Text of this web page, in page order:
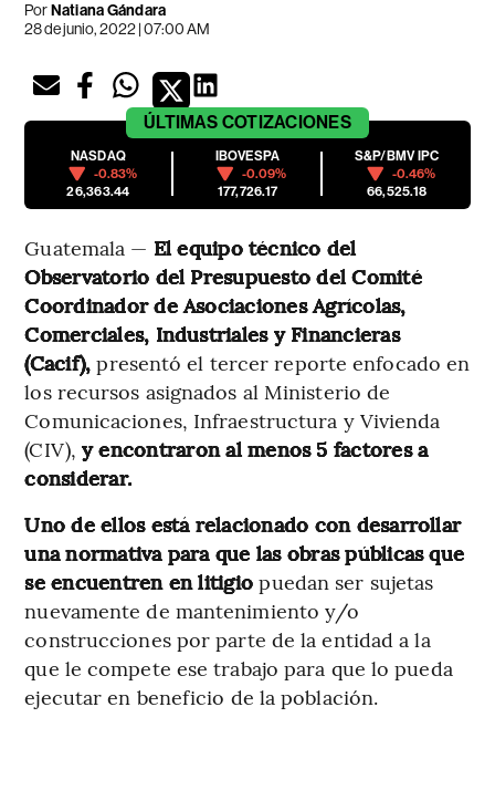
PorNatiana Gándara
28 de junio, 2022 | 07:00 AM
ÚLTIMAS COTIZACIONES
NASDAQ
-0.83%
26,363.44
IBOVESPA
-0.09%
177,726.17
S&P/BMV IPC
-0.46%
66,525.18
Guatemala — El equipo técnico del
Observatorio del Presupuesto del Comité
Coordinador de Asociaciones Agrícolas,
Comerciales, Industriales y Financieras
(Cacif), presentó el tercer reporte enfocado en
los recursos asignados al Ministerio de
Comunicaciones, Infraestructura y Vivienda
(CIV),y encontraron al menos 5 factores a
considerar.
Uno de ellos está relacionado con desarrollar
una normativa para que las obras públicas que
se encuentren en litigiopuedan ser sujetas
nuevamente de mantenimiento y/o
construcciones por parte de la entidad a la
que le compete ese trabajo para que lo pueda
ejecutar en beneficio de la población.